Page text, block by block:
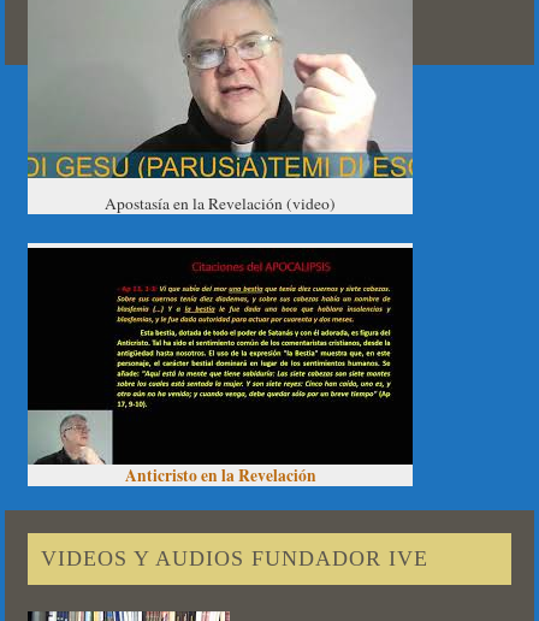
Apostasía en la Revelación (video)
Anticristo en la Revelación
VIDEOS Y AUDIOS FUNDADOR IVE